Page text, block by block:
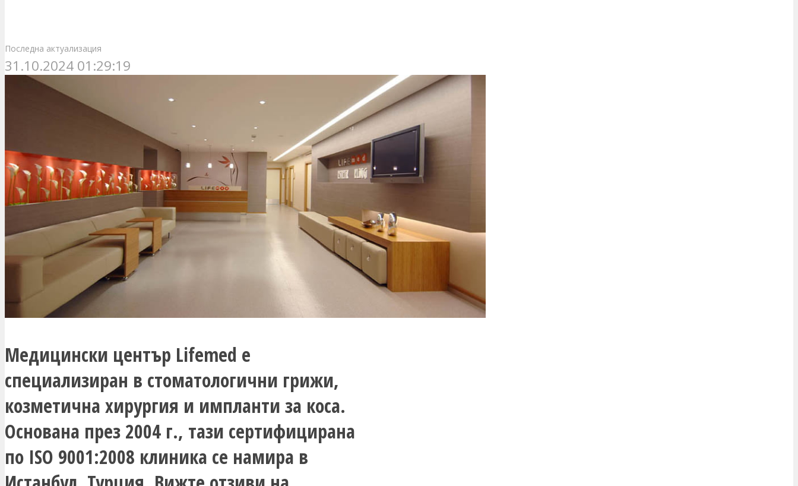
Последна актуализация
31.10.2024 01:29:19
Медицински център Lifemed е
специализиран в стоматологични грижи,
козметична хирургия и импланти за коса.
Основана през 2004 г., тази сертифицирана
по ISO 9001:2008 клиника се намира в